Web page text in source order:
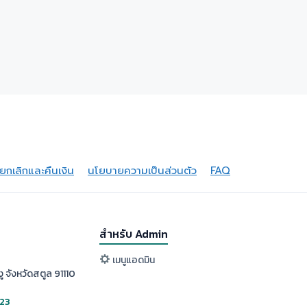
กเลิกและคืนเงิน นโยบายความเป็นส่วนตัว FAQ
จังหวัดสตูล 91110
สำหรับ Admin
เมนูแอดมิน